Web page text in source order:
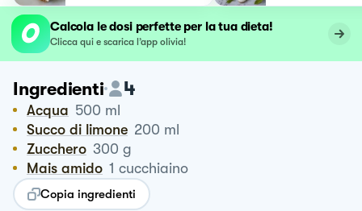
Calcola le dosi perfette per la tua dieta!
Clicca qui e scarica l’app olivia!
Ingredienti 4
Acqua 500 ml
Succo di limone 200 ml
Zucchero 300 g
Mais amido 1 cucchiaino
Copia ingredienti